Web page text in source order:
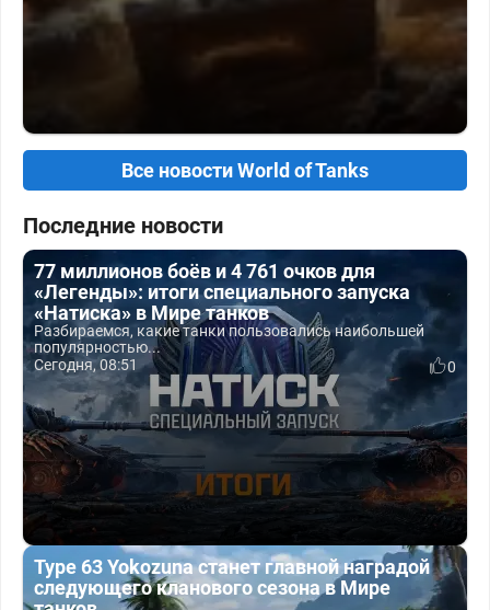
Все новости World of Tanks
Последние новости
77 миллионов боёв и 4 761 очков для
«Легенды»: итоги специального запуска
«Натиска» в Мире танков
Разбираемся, какие танки пользовались наибольшей
популярностью...
Сегодня, 08:51
0
Type 63 Yokozuna станет главной наградой
следующего кланового сезона в Мире